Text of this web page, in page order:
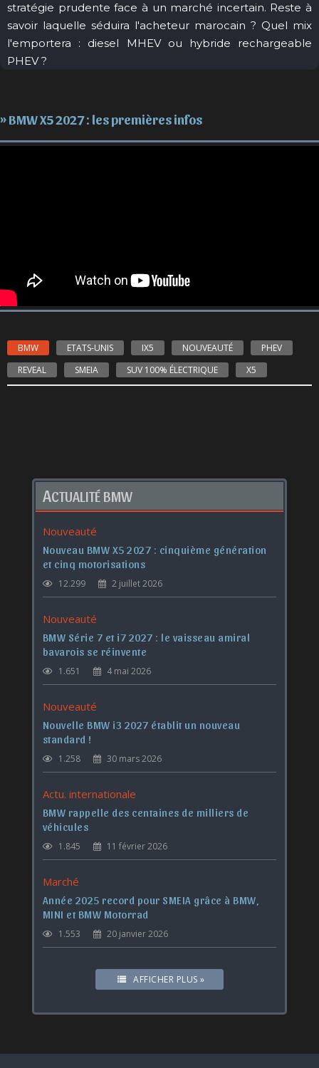
stratégie prudente face à un marché incertain. Reste à
savoir laquelle séduira l'acheteur marocain ? Quel mix
l'emportera : diesel MHEV ou hybride rechargeable
PHEV ?
» BMW X5 2027 : les premières infos
BMW ETATS-UNIS IX5 NOUVEAUTÉ
PHEV
REVEAL
SMEIA SUV 100% ÉLECTRIQUE X5
ACTUALITÉ BMW
Nouveauté
Nouveau BMW X5 2027 : cinquième génération
et cinq motorisations
12.299 2 juillet 2026
Nouveauté
BMW Série 7 et i7 2027 : le vaisseau amiral
bavarois se réinvente
1.651 4 mai 2026
Nouveauté
Nouvelle BMW i3 2027 établit un nouveau
standard !
1.258 30 mars 2026
Actu. internationale
BMW rappelle des centaines de milliers de
véhicules
1.845 11 février 2026
Marché
Année 2025 record pour SMEIA grâce à BMW,
MINI et BMW Motorrad
1.553 20 janvier 2026
AFFICHER PLUS »